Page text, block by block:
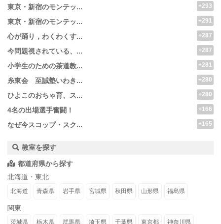
東京・新宿のモンテッ... +293
東京・新宿のモンテッ... +291
心が踊り，わくわくす... +287
今問題視されている、... +287
小学生のための茶道教... +281
糸東会 至誠塾いわき... +280
ひよこのおちゃ育、ス... +280
4名の出場選手奮闘！ +166
なぜ今スコップ・スク... +165
教室を探す
都道府県から探す
北海道・東北
北海道 青森県 岩手県 宮城県 秋田県 山形県 福島県
関東
茨城県 栃木県 群馬県 埼玉県 千葉県 東京都 神奈川県